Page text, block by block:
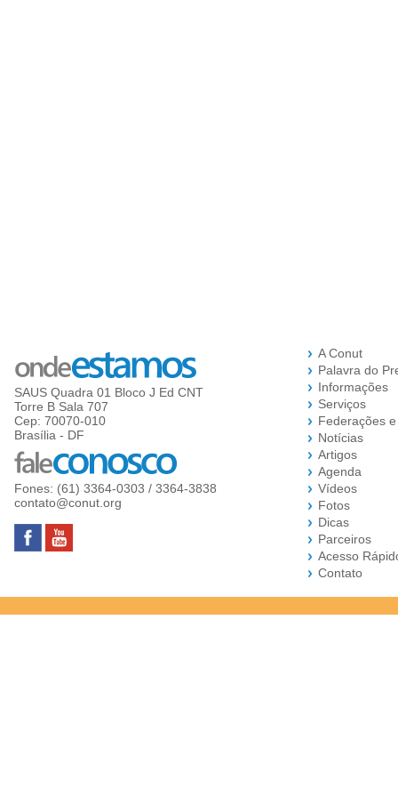
SAUS Quadra 01 Bloco J Ed CNT
Torre B Sala 707
Cep: 70070-010
Brasília - DF
Fones: (61) 3364-0303 / 3364-3838
contato@conut.org
A Conut
Palavra do
Informações
Serviços
Federações
Notícias
Artigos
Agenda
Vídeos
Fotos
Dicas
Parceiros
Acesso
Contato